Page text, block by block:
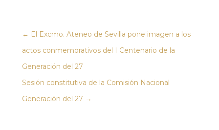
← El Excmo. Ateneo de Sevilla pone imagen a los
actos conmemorativos del I Centenario de la
Generación del 27
Sesión constitutiva de la Comisión Nacional
Generación del 27 →